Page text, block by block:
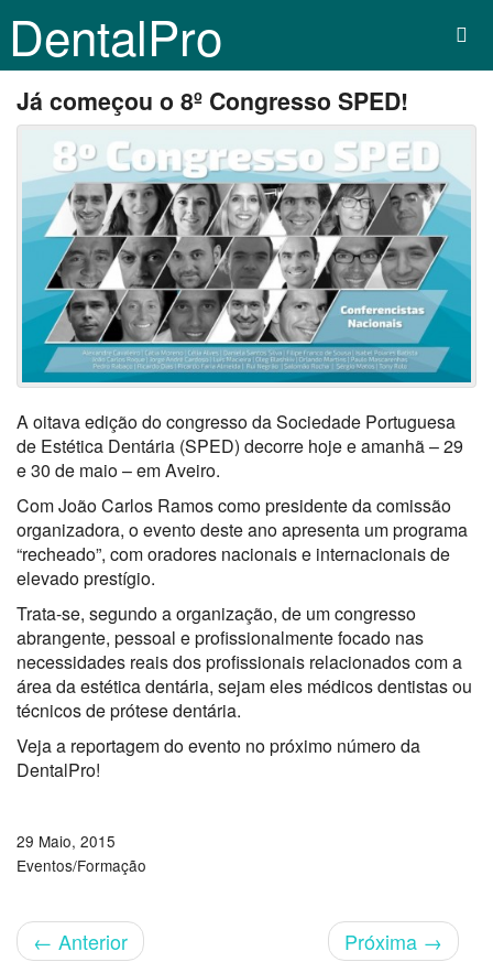
DentalPro
Já começou o 8º Congresso SPED!
A oitava edição do congresso da Sociedade Portuguesa
de Estética Dentária (SPED) decorre hoje e amanhã – 29
e 30 de maio – em Aveiro.
Com João Carlos Ramos como presidente da comissão
organizadora, o evento deste ano apresenta um programa
“recheado”, com oradores nacionais e internacionais de
elevado prestígio.
Trata-se, segundo a organização, de um congresso
abrangente, pessoal e profissionalmente focado nas
necessidades reais dos profissionais relacionados com a
área da estética dentária, sejam eles médicos dentistas ou
técnicos de prótese dentária.
Veja a reportagem do evento no próximo número da
DentalPro!
29 Maio, 2015
Eventos/Formação
← Anterior Próxima →